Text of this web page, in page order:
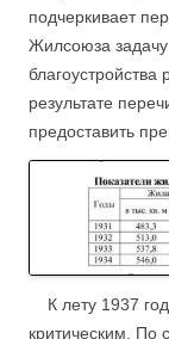
подчеркивает
Жилсоюза
результате
предоставить
К лету 1937
критическим. По